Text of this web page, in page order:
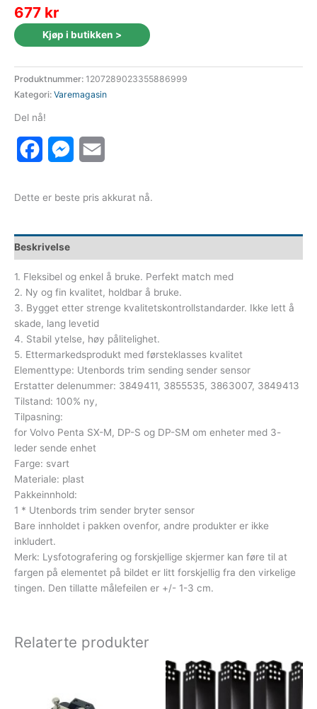
677 kr
Kjøp i butikken >
Produktnummer: 1207289023355886999
Kategori: Varemagasin
Del nå!
FacebookMessenger
Dette er beste pris akkurat nå.
Beskrivelse
1. Fleksibel og enkel å bruke. Perfekt match med
2. Ny og fin kvalitet, holdbar å bruke.
3. Bygget etter strenge kvalitetskontrollstandarder. Ikke lett å
skade, lang levetid
4. Stabil ytelse, høy pålitelighet.
5. Ettermarkedsprodukt med førsteklasses kvalitet
Elementtype: Utenbords trim sending sender sensor
Erstatter delenummer: 3849411, 3855535, 3863007, 3849413
Tilstand: 100% ny,
Tilpasning:
for Volvo Penta SX-M, DP-S og DP-SM om enheter med 3-
leder sende enhet
Farge: svart
Materiale: plast
Pakkeinnhold:
1 * Utenbords trim sender bryter sensor
Bare innholdet i pakken ovenfor, andre produkter er ikke
inkludert.
Merk: Lysfotografering og forskjellige skjermer kan føre til at
fargen på elementet på bildet er litt forskjellig fra den virkelige
tingen. Den tillatte målefeilen er +/- 1-3 cm.
Relaterte produkter